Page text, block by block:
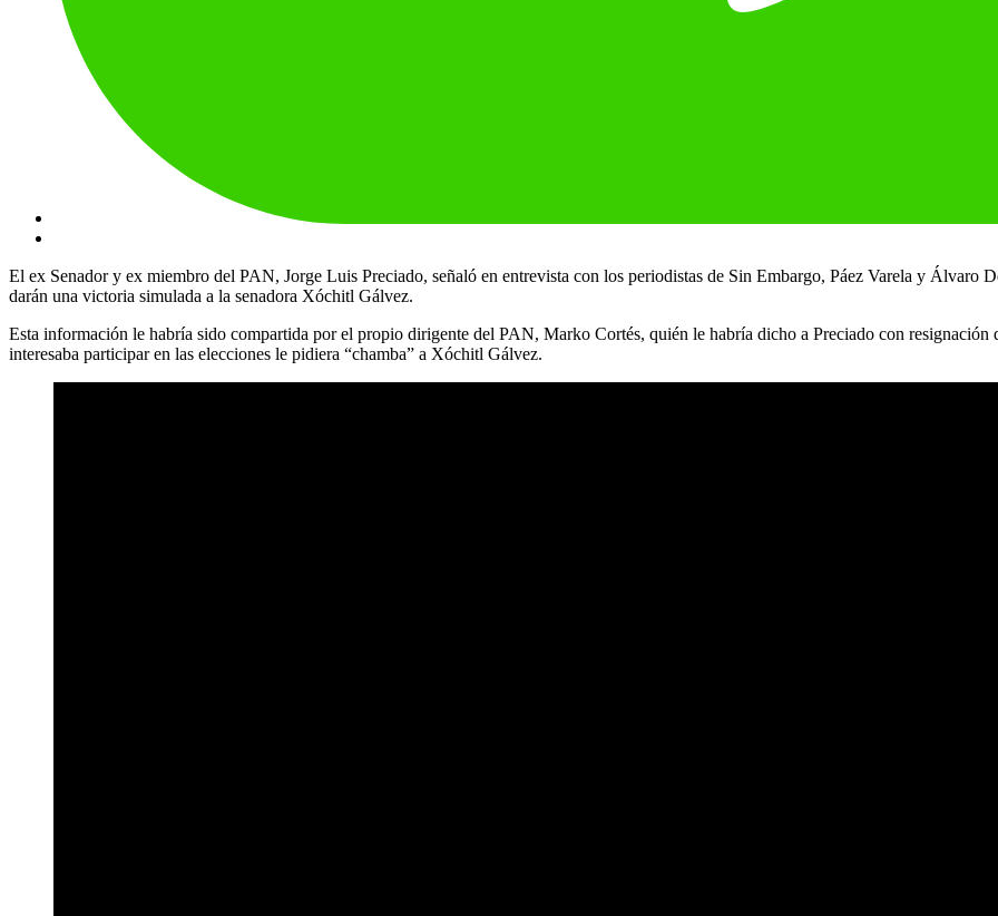
El ex Senador y ex miembro del PAN, Jorge Luis Preciado, señaló en entrevista con los periodistas de Sin Embargo, Páez Varela y Álvaro
darán una victoria simulada a la senadora Xóchitl Gálvez.
Esta información le habría sido compartida por el propio dirigente del PAN, Marko Cortés, quién le habría dicho a Preciado con resignación
interesaba participar en las elecciones le pidiera “chamba” a Xóchitl Gálvez.